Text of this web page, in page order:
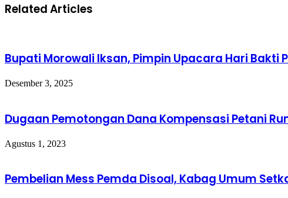
Related Articles
Bupati Morowali Iksan, Pimpin Upacara Hari Bakti
Desember 3, 2025
Dugaan Pemotongan Dana Kompensasi Petani
Agustus 1, 2023
Pembelian Mess Pemda Disoal, Kabag Umum